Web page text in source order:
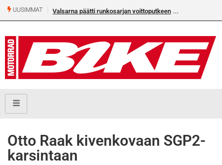
UUSIMMAT Valsarna päätti runkosarjan voittoputkeen
Otto Raak kivenkovaan SGP2-
karsintaan